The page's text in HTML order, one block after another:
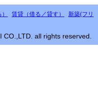
賃貸（借る／貸す）
新築(フリ
all rights reserved.